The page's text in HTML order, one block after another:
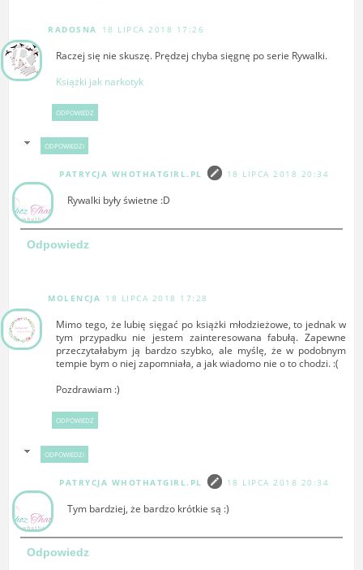
RADOSNA 18 LIPCA 2018 17:26
Raczej się nie skuszę. Prędzej chyba sięgnę po serie Rywalki.
Książki jak narkotyk
ODPOWIEDZ
ODPOWIEDZI
PATRYCJA WHOTHATGIRL.PL 18 LIPCA 2018 20:34
Rywalki były świetne :D
Odpowiedz
MOLENCJA 18 LIPCA 2018 17:28
Mimo tego, że lubię sięgać po książki młodzieżowe, to jednak w
tym przypadku nie jestem zainteresowana fabułą. Zapewne
przeczytałabym ją bardzo szybko, ale myślę, że w podobnym
tempie bym o niej zapomniała, a jak wiadomo nie o to chodzi. :(
Pozdrawiam :)
ODPOWIEDZ
ODPOWIEDZI
PATRYCJA WHOTHATGIRL.PL 18 LIPCA 2018 20:34
Tym bardziej, że bardzo krótkie są :)
Odpowiedz